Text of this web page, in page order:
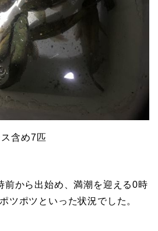
含め7匹
前から出始め、満潮を迎える0時
ツポツといった状況でした。